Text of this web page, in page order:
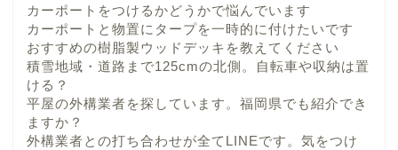
カーポートをつけるかどうかで悩んでいます
カーポートと物置にタープを一時的に付けたいです
おすすめの樹脂製ウッドデッキを教えてください
積雪地域・道路まで125cmの北側。自転車や収納は置
ける？
平屋の外構業者を探しています。福岡県でも紹介でき
ますか？
外構業者との打ち合わせが全てLINEです。気をつけ